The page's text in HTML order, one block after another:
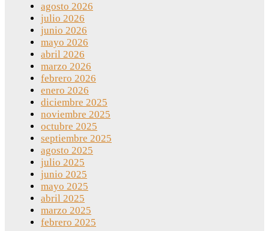
agosto 2026
julio 2026
junio 2026
mayo 2026
abril 2026
marzo 2026
febrero 2026
enero 2026
diciembre 2025
noviembre 2025
octubre 2025
septiembre 2025
agosto 2025
julio 2025
junio 2025
mayo 2025
abril 2025
marzo 2025
febrero 2025